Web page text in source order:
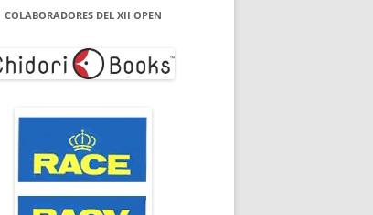
COLABORADORES DEL XII OPEN